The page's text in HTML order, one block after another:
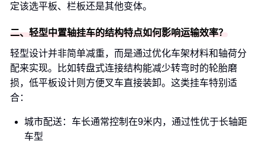
定该选平板、栏板还是其他变体。
二、轻型中置轴挂车的结构特点如何影响运输效率？
轻型设计并非简单减重，而是通过优化车架材料和轴荷分
配来实现。比如转盘式连接结构能减少转弯时的轮胎磨
损，低平板设计则方便叉车直接装卸。这类挂车特别适
合：
城市配送：车长通常控制在9米内，通过性优于长轴距
车型